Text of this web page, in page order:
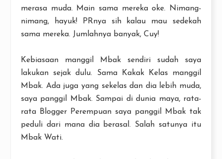
merasa muda. Main sama mereka oke. Nimang-
nimang, hayuk! PRnya sih kalau mau sedekah
sama mereka. Jumlahnya banyak, Cuy!
Kebiasaan manggil Mbak sendiri sudah saya
lakukan sejak dulu. Sama Kakak Kelas manggil
Mbak. Ada juga yang sekelas dan dia lebih muda,
saya panggil Mbak. Sampai di dunia maya, rata-
rata Blogger Perempuan saya panggil Mbak tak
peduli dari mana dia berasal. Salah satunya itu
Mbak Wati.